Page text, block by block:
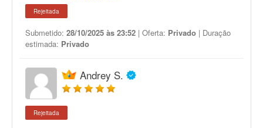
Rejeitada
Submetido: 28/10/2025 às 23:52 | Oferta: Privado | Duração
estimada: Privado
Andrey S.
Rejeitada